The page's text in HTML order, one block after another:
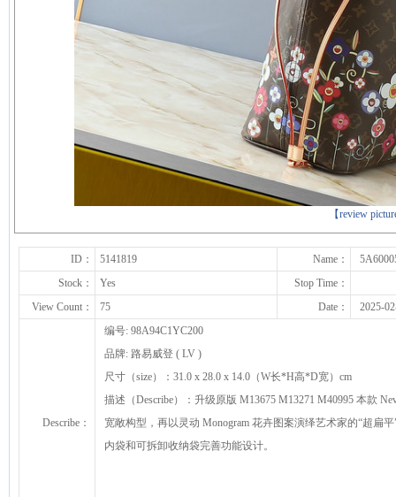
【review
下一张
ID： 5141819 Name：
Stock：
Yes
Stop Time：
View Count：
75 Date： 2025-
Describe：
编号: 98A94C1YC200
品牌: 路易威登 ( LV )
尺寸（size）：31.0 x 28.0 x 14.0（W长*H高*D宽）cm
描述（Describe）：升级原版 M13675 M13271 M40995 本款
宽敞构型，再以灵动 Monogram 花卉图案演绎艺术家的“超扁
内袋和可拆卸收纳袋完善功能设计。